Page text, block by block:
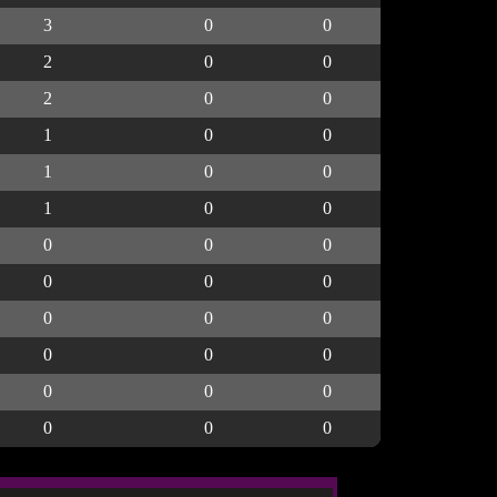
3 0
0
2 0
0
2 0
0
1 0
0
1 0
0
1 0
0
0 0
0
0 0
0
0 0
0
0 0
0
0 0
0
0 0 0